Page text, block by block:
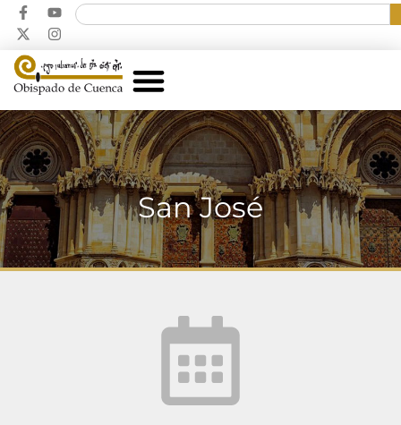
San José